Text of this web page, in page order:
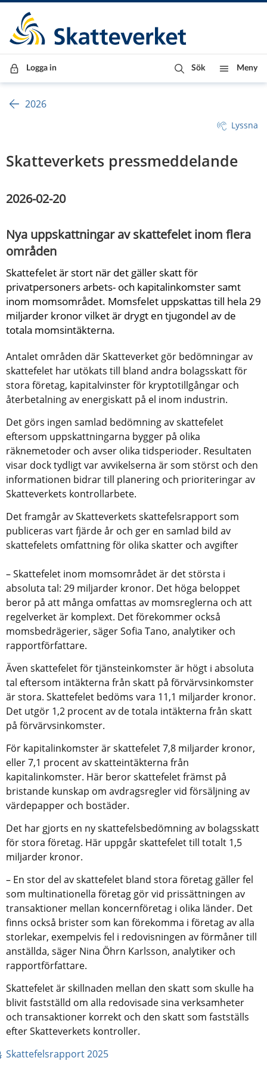
Till innehåll
Till navigationen
Till chattrobot
Logga in Sök Meny
2026
Lyssna
Skatteverkets pressmeddelande
2026-02-20
Nya uppskattningar av skattefelet inom flera
områden
Skattefelet är stort när det gäller skatt för
privatpersoners arbets- och kapitalinkomster samt
inom momsområdet. Momsfelet uppskattas till hela 29
miljarder kronor vilket är drygt en tjugondel av de
totala momsintäkterna.
Antalet områden där Skatteverket gör bedömningar av
skattefelet har utökats till bland andra bolagsskatt för
stora företag, kapitalvinster för kryptotillgångar och
återbetalning av energiskatt på el inom industrin.
Det görs ingen samlad bedömning av skattefelet
eftersom uppskattningarna bygger på olika
räknemetoder och avser olika tidsperioder. Resultaten
visar dock tydligt var avvikelserna är som störst och den
informationen bidrar till planering och prioriteringar av
Skatteverkets kontrollarbete.
Det framgår av Skatteverkets skattefelsrapport som
publiceras vart fjärde år och ger en samlad bild av
skattefelets omfattning för olika skatter och avgifter
– Skattefelet inom momsområdet är det största i
absoluta tal: 29 miljarder kronor. Det höga beloppet
beror på att många omfattas av momsreglerna och att
regelverket är komplext. Det förekommer också
momsbedrägerier, säger Sofia Tano, analytiker och
rapportförfattare.
Även skattefelet för tjänsteinkomster är högt i absoluta
tal eftersom intäkterna från skatt på förvärvsinkomster
är stora. Skattefelet bedöms vara 11,1 miljarder kronor.
Det utgör 1,2 procent av de totala intäkterna från skatt
på förvärvsinkomster.
För kapitalinkomster är skattefelet 7,8 miljarder kronor,
eller 7,1 procent av skatteintäkterna från
kapitalinkomster. Här beror skattefelet främst på
bristande kunskap om avdragsregler vid försäljning av
värdepapper och bostäder.
Det har gjorts en ny skattefelsbedömning av bolagsskatt
för stora företag. Här uppgår skattefelet till totalt 1,5
miljarder kronor.
– En stor del av skattefelet bland stora företag gäller fel
som multinationella företag gör vid prissättningen av
transaktioner mellan koncernföretag i olika länder. Det
finns också brister som kan förekomma i företag av alla
storlekar, exempelvis fel i redovisningen av förmåner till
anställda, säger Nina Öhrn Karlsson, analytiker och
rapportförfattare.
Skattefelet är skillnaden mellan den skatt som skulle ha
blivit fastställd om alla redovisade sina verksamheter
och transaktioner korrekt och den skatt som fastställs
efter Skatteverkets kontroller.
Skattefelsrapport 2025pdf, 920 kB.